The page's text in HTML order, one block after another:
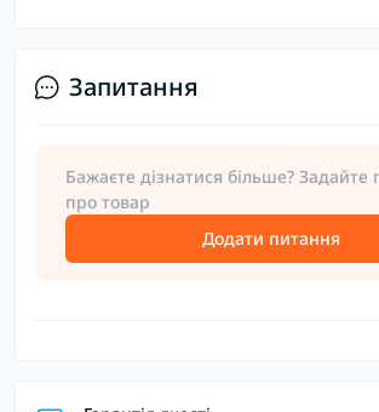
Запитання
Бажаєте дізнатися більше? Задайте
про товар
Додати питання